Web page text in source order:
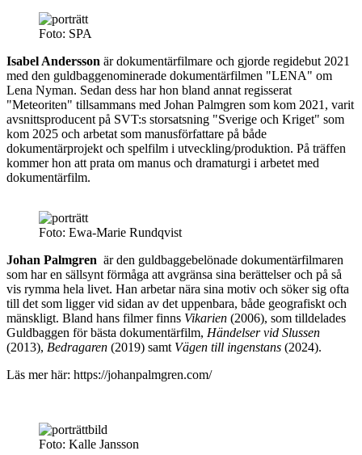
Foto: SPA
Isabel Andersson är dokumentärfilmare och gjorde regidebut 2021
med den guldbaggenominerade dokumentärfilmen "LENA" om
Lena Nyman. Sedan dess har hon bland annat regisserat
"Meteoriten" tillsammans med Johan Palmgren som kom 2021, varit
avsnittsproducent på SVT:s storsatsning "Sverige och Kriget" som
kom 2025 och arbetat som manusförfattare på både
dokumentärprojekt och spelfilm i utveckling/produktion. På träffen
kommer hon att prata om manus och dramaturgi i arbetet med
dokumentärfilm.
Foto: Ewa-Marie Rundqvist
Johan Palmgren är den guldbaggebelönade dokumentärfilmaren
som har en sällsynt förmåga att avgränsa sina berättelser och på så
vis rymma hela livet. Han arbetar nära sina motiv och söker sig ofta
till det som ligger vid sidan av det uppenbara, både geografiskt och
mänskligt. Bland hans filmer finns Vikarien (2006), som tilldelades
Guldbaggen för bästa dokumentärfilm, Händelser vid Slussen
(2013), Bedragaren (2019) samt Vägen till ingenstans (2024).
Läs mer här: https://johanpalmgren.com/
Foto: Kalle Jansson